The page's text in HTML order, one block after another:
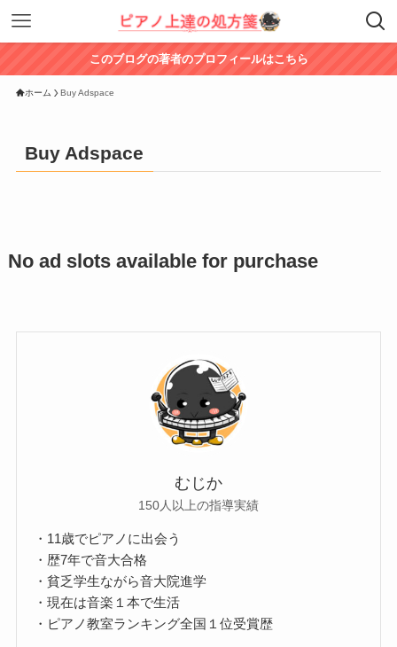
このブログの著者のプロフィールはこちら
ホーム Buy Adspace
Buy Adspace
No ad slots available for purchase
むじか
150人以上の指導実績
・11歳でピアノに出会う
・歴7年で音大合格
・貧乏学生ながら音大院進学
・現在は音楽１本で生活
・ピアノ教室ランキング全国１位受賞歴